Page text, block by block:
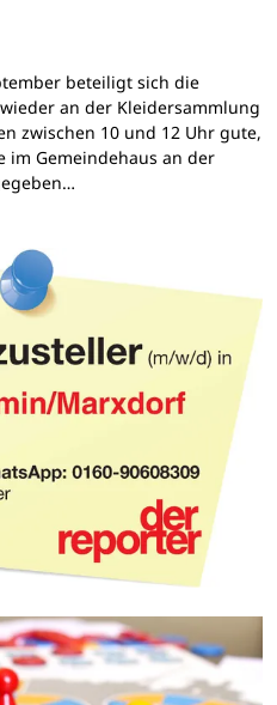
beteiligt sich die
an der Kleidersammlung
zwischen 10 und 12 Uhr gute,
im Gemeindehaus an der